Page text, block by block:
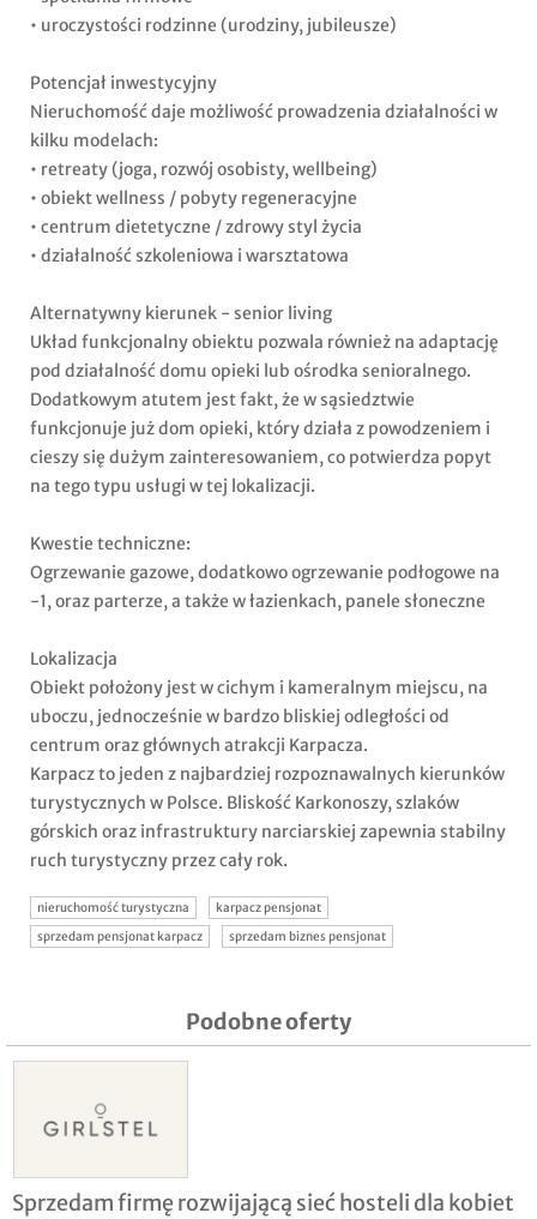
• uroczystości rodzinne (urodziny, jubileusze)
Potencjał inwestycyjny
Nieruchomość daje możliwość prowadzenia działalności w
kilku modelach:
• retreaty (joga, rozwój osobisty, wellbeing)
• obiekt wellness / pobyty regeneracyjne
• centrum dietetyczne / zdrowy styl życia
• działalność szkoleniowa i warsztatowa
Alternatywny kierunek - senior living
Układ funkcjonalny obiektu pozwala również na adaptację
pod działalność domu opieki lub ośrodka senioralnego.
Dodatkowym atutem jest fakt, że w sąsiedztwie
funkcjonuje już dom opieki, który działa z powodzeniem i
cieszy się dużym zainteresowaniem, co potwierdza popyt
na tego typu usługi w tej lokalizacji.
Kwestie techniczne:
Ogrzewanie gazowe, dodatkowo ogrzewanie podłogowe na
-1, oraz parterze, a także w łazienkach, panele słoneczne
Lokalizacja
Obiekt położony jest w cichym i kameralnym miejscu, na
uboczu, jednocześnie w bardzo bliskiej odległości od
centrum oraz głównych atrakcji Karpacza.
Karpacz to jeden z najbardziej rozpoznawalnych kierunków
turystycznych w Polsce. Bliskość Karkonoszy, szlaków
górskich oraz infrastruktury narciarskiej zapewnia stabilny
ruch turystyczny przez cały rok.
nieruchomość turystyczna
karpacz pensjonat
sprzedam pensjonat karpacz
sprzedam biznes pensjonat
Podobne oferty
Sprzedam firmę rozwijającą sieć hosteli dla kobiet